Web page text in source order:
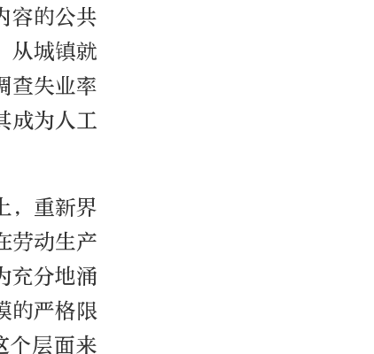
容的公共
从城镇就
查失业率
成为人工
，重新界
劳动生产
充分地涌
的严格限
个层面来